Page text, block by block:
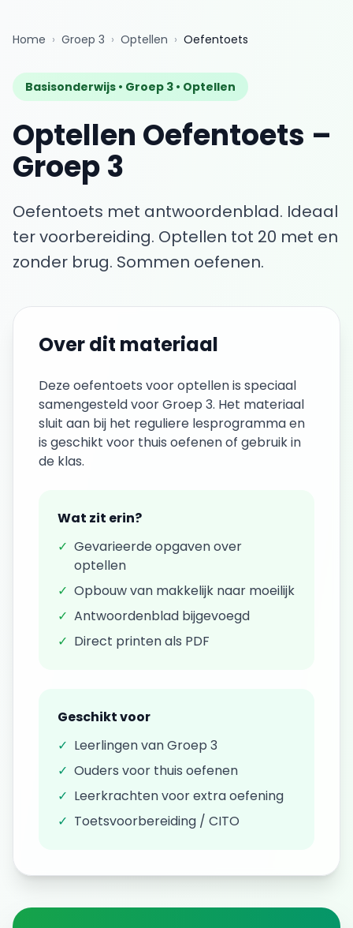
Home › Groep 3 › Optellen › Oefentoets
Basisonderwijs • Groep 3 • Optellen
Optellen Oefentoets –
Groep 3
Oefentoets met antwoordenblad. Ideaal
ter voorbereiding. Optellen tot 20 met en
zonder brug. Sommen oefenen.
Over dit materiaal
Dezeoefentoets vooroptellenis speciaal
samengesteld voorGroep 3. Het materiaal
sluit aan bij het reguliere lesprogramma en
is geschikt voor thuis oefenen of gebruik in
de klas.
Wat zit erin?
✓ Gevarieerde opgaven over
optellen
✓ Opbouw van makkelijk naar moeilijk
✓ Antwoordenblad bijgevoegd
✓ Direct printen als PDF
Geschikt voor
✓ Leerlingen vanGroep 3
✓ Ouders voor thuis oefenen
✓ Leerkrachten voor extra oefening
✓ Toetsvoorbereiding / CITO